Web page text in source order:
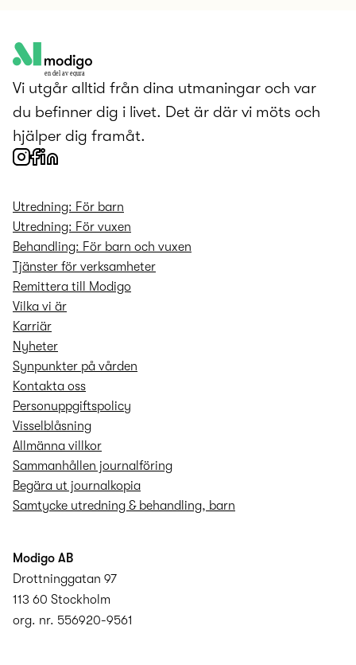
en del av equra
Vi utgår alltid från dina utmaningar och var
du befinner dig i livet. Det är där vi möts och
hjälper dig framåt.
Utredning: För barn
Utredning: För vuxen
Behandling: För barn och vuxen
Tjänster för verksamheter
Remittera till Modigo
Vilka vi är
Karriär
Nyheter
Synpunkter på vården
Kontakta oss
Personuppgifts­policy
Visselblåsning
Allmänna villkor
Sammanhållen journalföring
Begära ut journalkopia
Samtycke utredning & behandling, barn
Modigo AB
Drottninggatan 97
113 60 Stockholm
org. nr. 556920-9561